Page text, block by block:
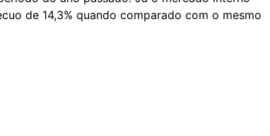
de 14,3% quando comparado com o mesmo